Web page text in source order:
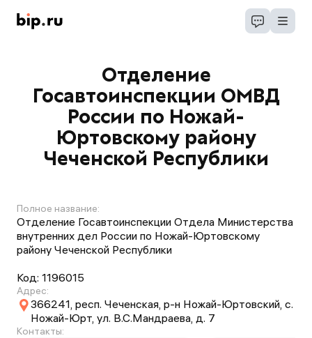
Отделение
Госавтоинспекции ОМВД
России по Ножай-
Юртовскому району
Чеченской Республики
Полное название:
Отделение Госавтоинспекции Отдела Министерства
внутренних дел России по Ножай-Юртовскому
району Чеченской Республики
Код: 1196015
Адрес:
366241, респ. Чеченская, р-н Ножай-Юртовский, с.
Ножай-Юрт, ул. В.С.Мандраева, д. 7
Контакты: